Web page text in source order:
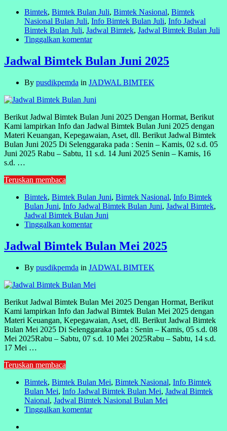
Bimtek, Bimtek Bulan Juli, Bimtek Nasional, Bimtek
Nasional Bulan Juli, Info Bimtek Bulan Juli, Info Jadwal
Bimtek Bulan Juli, Jadwal Bimtek, Jadwal Bimtek Bulan Juli
Tinggalkan komentar
Jadwal Bimtek Bulan Juni 2025
By pusdikpemda in JADWAL BIMTEK
Berikut Jadwal Bimtek Bulan Juni 2025 Dengan Hormat, Berikut
Kami lampirkan Info dan Jadwal Bimtek Bulan Juni 2025 dengan
Materi Keuangan, Kepegawaian, Aset, dll. Berikut Jadwal Bimtek
Bulan Juni 2025 Di Selenggaraka pada : Senin – Kamis, 02 s.d. 05
Juni 2025 Rabu – Sabtu, 11 s.d. 14 Juni 2025 Senin – Kamis, 16
s.d. …
Teruskan membaca
Bimtek, Bimtek Bulan Juni, Bimtek Nasional, Info Bimtek
Bulan Juni, Info Jadwal Bimtek Bulan Juni, Jadwal Bimtek,
Jadwal Bimtek Bulan Juni
Tinggalkan komentar
Jadwal Bimtek Bulan Mei 2025
By pusdikpemda in JADWAL BIMTEK
Berikut Jadwal Bimtek Bulan Mei 2025 Dengan Hormat, Berikut
Kami lampirkan Info dan Jadwal Bimtek Bulan Mei 2025 dengan
Materi Keuangan, Kepegawaian, Aset, dll. Berikut Jadwal Bimtek
Bulan Mei 2025 Di Selenggaraka pada : Senin – Kamis, 05 s.d. 08
Mei 2025Rabu – Sabtu, 07 s.d. 10 Mei 2025Rabu – Sabtu, 14 s.d.
17 Mei …
Teruskan membaca
Bimtek, Bimtek Bulan Mei, Bimtek Nasional, Info Bimtek
Bulan Mei, Info Jadwal Bimtek Bulan Mei, Jadwal Bimtek
Naional, Jadwal Bimtek Nasional Bulan Mei
Tinggalkan komentar